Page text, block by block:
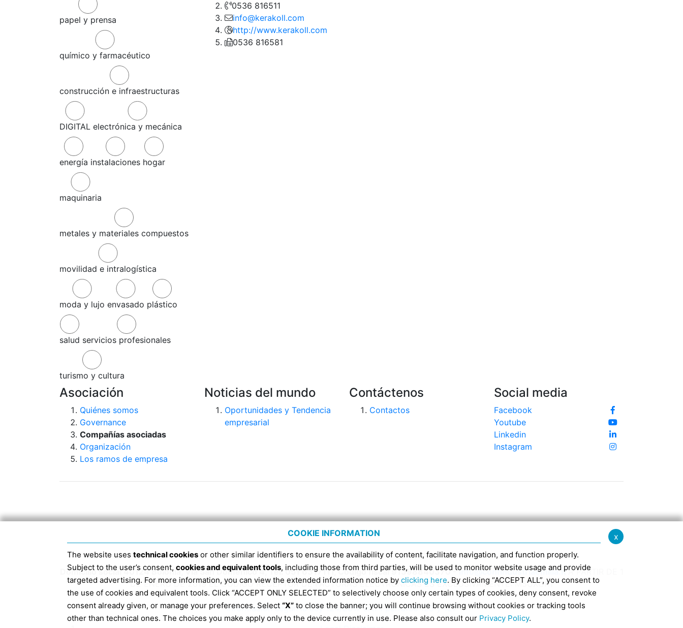
papel y prensa
químico y farmacéutico
construcción e infraestructuras
DIGITAL electrónica y mecánica
energía instalaciones hogar
maquinaria
metales y materiales compuestos
movilidad e intralogística
moda y lujo envasado plástico
salud servicios profesionales
turismo y cultura
0536 816511
info@kerakoll.com
http://www.kerakoll.com
0536 816581
Asociación
Quiénes somos
Governance
Compañías asociadas
Organización
Los ramos de empresa
Noticias del mundo
Oportunidades y Tendencia
empresarial
Contáctenos
Contactos
Social media
Facebook
Youtube
Linkedin
Instagram
Domicilio social 40124 Bolonia, Via San Domenico 4, Tel. 051 6317111, Código fiscal 91398840370 -info@confindustriaemilia.it A PARTIR DE 1
DE ENERO DE 2019 EL CÓDIGO RECEPTOR DE FACTURAS ELECTRÓNICAS ES EXCLUSIVAMENTE: M5UXCR1
Información según la Ley 124/2017 art. 1 párrafos 125 y 127
x
COOKIE INFORMATION
The website uses technical cookies or other similar identifiers to ensure the availability of content, facilitate navigation, and function properly.
Subject to the user’s consent, cookies and equivalent tools, including those from third parties, will be used to monitor website usage and provide
targeted advertising. For more information, you can view the extended information notice by clicking here. By clicking “ACCEPT ALL”, you consent to
the use of cookies and equivalent tools. Click “ACCEPT ONLY SELECTED” to selectively choose only certain types of cookies, deny consent, revoke
consent already given, or manage your preferences. Select “X” to close the banner; you will continue browsing without cookies or tracking tools
other than technical ones. The choices you make apply only to the device currently in use. Please also consult our Privacy Policy.